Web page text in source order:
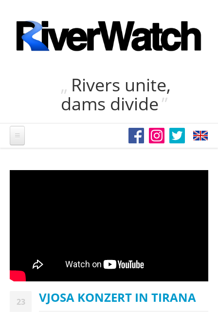
Rivers unite,
dams divide
23 VJOSA KONZERT IN TIRANA